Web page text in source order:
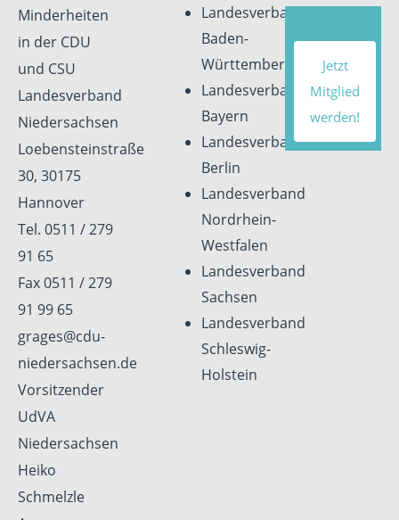
Minderheiten
in der CDU
und CSU
Landesverband
Niedersachsen
Loebensteinstraße
30, 30175
Hannover
Tel. 0511 / 279
91 65
Fax 0511 / 279
91 99 65
grages@cdu-
niedersachsen.de
Vorsitzender
UdVA
Niedersachsen
Heiko
Schmelzle
Landesverband
Baden-
Württemberg
Landesverband
Bayern
Landesverband
Berlin
Landesverband
Nordrhein-
Westfalen
Landesverband
Sachsen
Landesverband
Schleswig-
Holstein
Jetzt
Mitglied
werden!